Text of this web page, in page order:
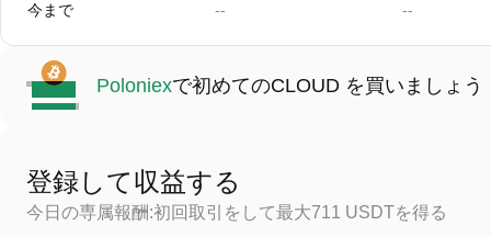
今まで -- --
Poloniexで初めてのCLOUD を買いましょう
登録して収益する
今日の専属報酬:初回取引をして最大711 USDTを得る